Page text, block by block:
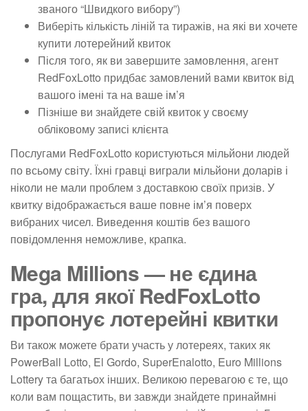
званого “Швидкого вибору”)
Виберіть кількість ліній та тиражів, на які ви хочете
купити лотерейний квиток
Після того, як ви завершите замовлення, агент
RedFoxLotto придбає замовлений вами квиток від
вашого імені та на ваше ім’я
Пізніше ви знайдете свій квиток у своєму
обліковому записі клієнта
Послугами RedFoxLotto користуються мільйони людей
по всьому світу. Їхні гравці виграли мільйони доларів і
ніколи не мали проблем з доставкою своїх призів. У
квитку відображається ваше повне ім’я поверх
вибраних чисел. Виведення коштів без вашого
повідомлення неможливе, крапка.
Mega Millions — не єдина
гра, для якої RedFoxLotto
пропонує лотерейні квитки
Ви також можете брати участь у лотереях, таких як
PowerBall Lotto, El Gordo, SuperEnalotto, Euro Millions
Lottery та багатьох інших. Великою перевагою є те, що
коли вам пощастить, ви завжди знайдете принаймні